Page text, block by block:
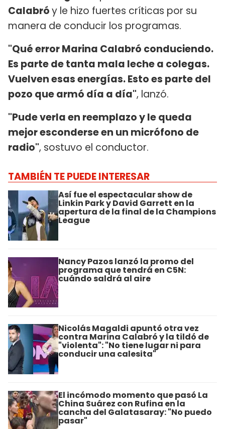
Calabróy le hizo fuertes críticas por su
manera de conducir los programas.
"Qué error Marina Calabró conduciendo.
Es parte de tanta mala leche a colegas.
Vuelven esas energías. Esto es parte del
pozo que armó día a día", lanzó.
"Pude verla en reemplazo y le queda
mejor esconderse en un micrófono de
radio", sostuvo el conductor.
TAMBIÉN TE PUEDE INTERESAR
Así fue el espectacular show de
Linkin Park y David Garrett en la
apertura de la final de la Champions
League
Nancy Pazos lanzó la promo del
programa que tendrá en C5N:
cuándo saldrá al aire
Nicolás Magaldi apuntó otra vez
contra Marina Calabró y la tildó de
"violenta": "No tiene lugar ni para
conducir una calesita"
El incómodo momento que pasó La
China Suárez con Rufina en la
cancha del Galatasaray: "No puedo
pasar"